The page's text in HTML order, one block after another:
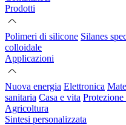
Prodotti
Polimeri di silicone Silanes
colloidale
Applicazioni
Nuova energia Elettronica
sanitaria Casa e vita
Agricoltura
Sintesi personalizzata